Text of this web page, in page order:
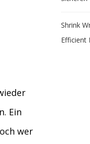
Ein
wer
Shrink
Efficient